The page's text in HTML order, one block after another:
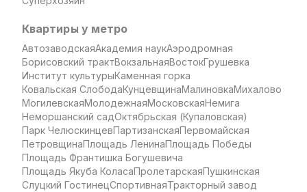
Квартиры у метро
АвтозаводскаяАкадемия наукАэродромная
Борисовский трактВокзальнаяВостокГрушевка
Институт культурыКаменная горка
Ковальская СлободаКунцевщинаМалиновкаМихалово
МогилевскаяМолодежнаяМосковскаяНемига
Неморшанский садОктябрьская (Купаловская)
Парк ЧелюскинцевПартизанскаяПервомайская
ПетровщинаПлощадь ЛенинаПлощадь Победы
Площадь Франтишка Богушевича
Площадь Якуба КоласаПролетарскаяПушкинская
Слуцкий ГостинецСпортивнаяТракторный завод